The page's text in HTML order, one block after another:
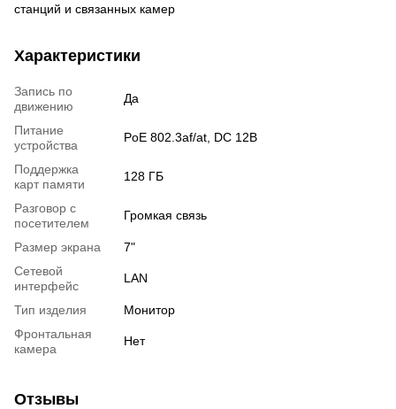
станций и связанных камер
Характеристики
Запись по
движению
Да
Питание
устройства
PoE 802.3af/at, DC 12В
Поддержка
карт памяти
128 ГБ
Разговор с
посетителем
Громкая связь
Размер экрана
7"
Сетевой
интерфейс
LAN
Тип изделия
Монитор
Фронтальная
камера
Нет
Отзывы